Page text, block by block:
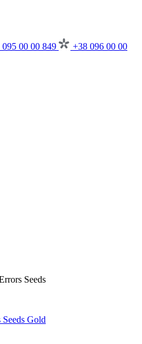
095 00 00 849
+38 096 00 00
Seeds
Seeds Gold